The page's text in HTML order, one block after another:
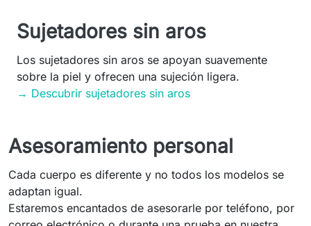
Sujetadores sin aros
Los sujetadores sin aros se apoyan suavemente
sobre la piel y ofrecen una sujeción ligera.
→ Descubrir sujetadores sin aros
Asesoramiento personal
Cada cuerpo es diferente y no todos los modelos se
adaptan igual.
Estaremos encantados de asesorarle por teléfono, por